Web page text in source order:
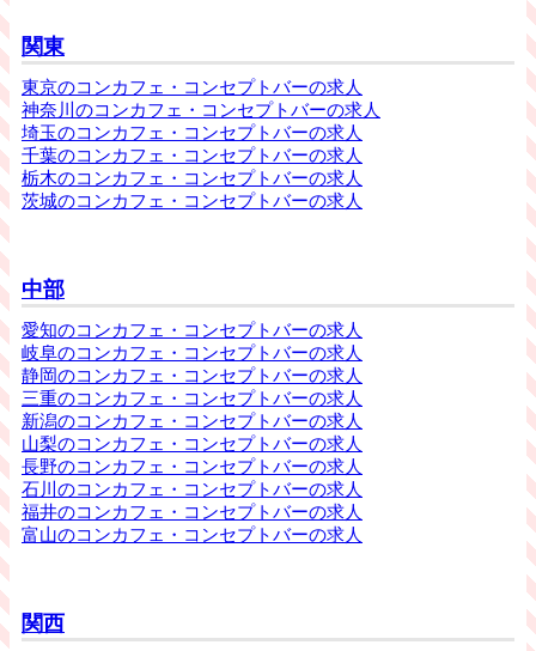
関東
東京のコンカフェ・コンセプトバーの求人
神奈川のコンカフェ・コンセプトバーの求人
埼玉のコンカフェ・コンセプトバーの求人
千葉のコンカフェ・コンセプトバーの求人
栃木のコンカフェ・コンセプトバーの求人
茨城のコンカフェ・コンセプトバーの求人
中部
愛知のコンカフェ・コンセプトバーの求人
岐阜のコンカフェ・コンセプトバーの求人
静岡のコンカフェ・コンセプトバーの求人
三重のコンカフェ・コンセプトバーの求人
新潟のコンカフェ・コンセプトバーの求人
山梨のコンカフェ・コンセプトバーの求人
長野のコンカフェ・コンセプトバーの求人
石川のコンカフェ・コンセプトバーの求人
福井のコンカフェ・コンセプトバーの求人
富山のコンカフェ・コンセプトバーの求人
関西